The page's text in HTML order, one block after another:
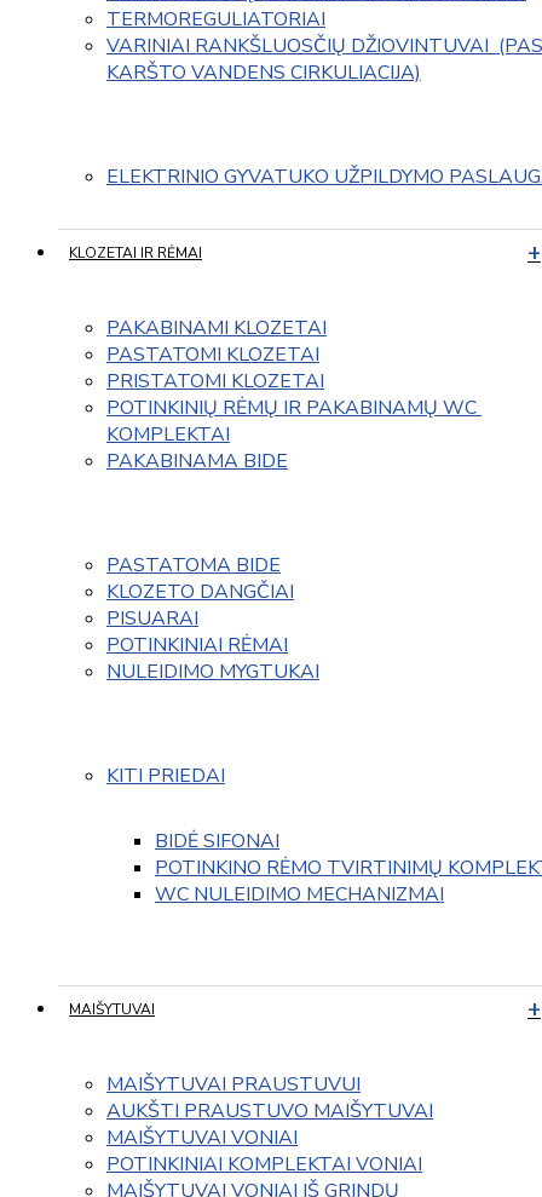
TERMOREGULIATORIAI
VARINIAI RANKŠLUOSČIŲ DŽIOVINTUVAI
KARŠTO VANDENS CIRKULIACIJA)
ELEKTRINIO GYVATUKO UŽPILDYMO
KLOZETAI IR RĖMAI
PAKABINAMI KLOZETAI
PASTATOMI KLOZETAI
PRISTATOMI KLOZETAI
POTINKINIŲ RĖMŲ IR PAKABINAMŲ WC
KOMPLEKTAI
PAKABINAMA BIDE
PASTATOMA BIDE
KLOZETO DANGČIAI
PISUARAI
POTINKINIAI RĖMAI
NULEIDIMO MYGTUKAI
KITI PRIEDAI
BIDĖ SIFONAI
POTINKINO RĖMO TVIRTINIMŲ
WC NULEIDIMO MECHANIZMAI
MAIŠYTUVAI
MAIŠYTUVAI PRAUSTUVUI
AUKŠTI PRAUSTUVO MAIŠYTUVAI
MAIŠYTUVAI VONIAI
POTINKINIAI KOMPLEKTAI VONIAI
MAIŠYTUVAI VONIAI IŠ GRINDŲ